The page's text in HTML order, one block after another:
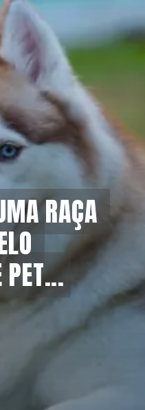
RAÇA
PET...
RAÇA
PET...